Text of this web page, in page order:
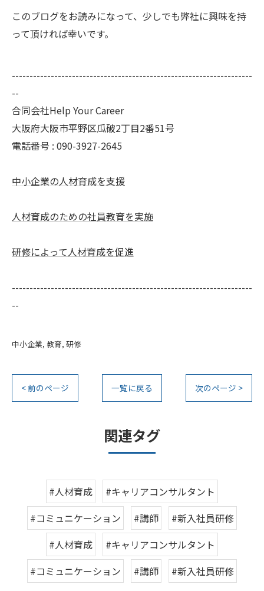
このブログをお読みになって、少しでも弊社に興味を持
って頂ければ幸いです。
--------------------------------------------------------------------
--
合同会社Help Your Career
大阪府大阪市平野区瓜破2丁目2番51号
電話番号 : 090-3927-2645
中小企業の人材育成を支援
人材育成のための社員教育を実施
研修によって人材育成を促進
--------------------------------------------------------------------
--
中小企業 教育 研修
< 前のページ 一覧に戻る 次のページ >
関連タグ
#人材育成
#キャリアコンサルタント
#コミュニケーション
#講師
#新入社員研修
#人材育成
#キャリアコンサルタント
#コミュニケーション
#講師 #新入社員研修